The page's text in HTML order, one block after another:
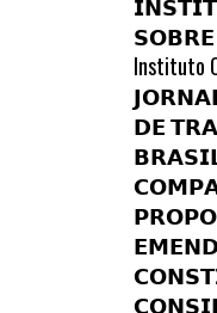
𝗦𝗢𝗕𝗥𝗘
Instituto
𝗗𝗘